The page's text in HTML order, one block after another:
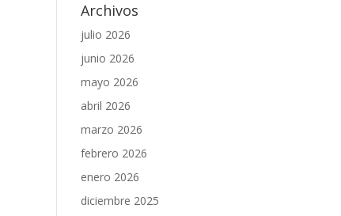
Archivos
julio 2026
junio 2026
mayo 2026
abril 2026
marzo 2026
febrero 2026
enero 2026
diciembre 2025